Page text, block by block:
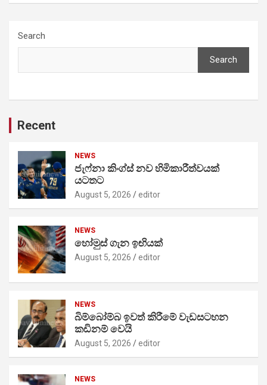
Search
Search
Recent
NEWS
ජැෆ්නා කිංග්ස් නව හිමිකාරීත්වයක්
යටතට
August 5, 2026 editor
NEWS
හෝමුස් ගැන ඉඟියක්
August 5, 2026 editor
NEWS
බිම්බෝම්බ ඉවත් කිරීමේ වැඩසටහන
කඩිනම් වෙයි
August 5, 2026 editor
NEWS